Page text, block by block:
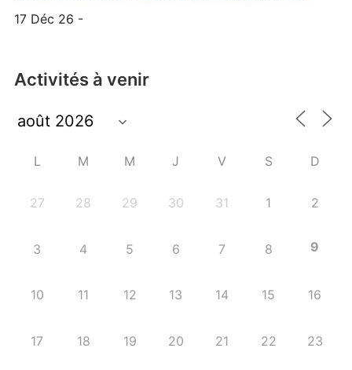
17 Déc 26 -
Activités à venir
L M M J V S D
27 28 29 30 31 1 2
3 4 5 6 7 8 9
10 11 12 13 14 15 16
17 18 19 20 21 22 23